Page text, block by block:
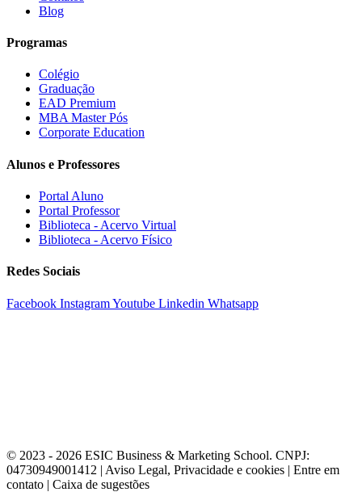
Blog
Programas
Colégio
Graduação
EAD Premium
MBA Master Pós
Corporate Education
Alunos e Professores
Portal Aluno
Portal Professor
Biblioteca - Acervo Virtual
Biblioteca - Acervo Físico
Redes Sociais
Facebook InstagramYoutube Linkedin Whatsapp
© 2023 - 2026 ESIC Business & Marketing School. CNPJ:
04730949001412 | Aviso Legal, Privacidade e cookies | Entre em
contato | Caixa de sugestões